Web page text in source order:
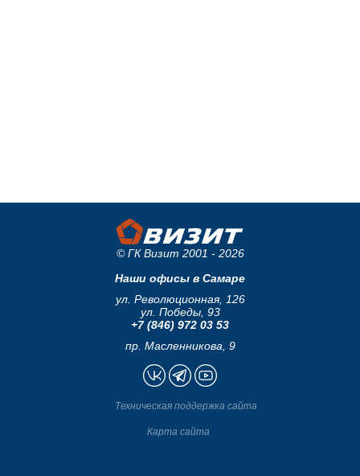
© ГК Визит 2001 - 2026
Наши офисы в Самаре
ул. Революционная, 126
ул. Победы, 93
+7 (846) 972 03 53
пр. Масленникова, 9
Техническая поддержка сайта
Карта сайта